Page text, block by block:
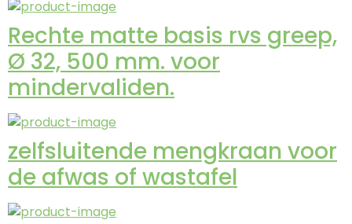
Rechte matte basis rvs greep,
Ø 32, 500 mm. voor
mindervaliden.
zelfsluitende mengkraan voor
de afwas of wastafel